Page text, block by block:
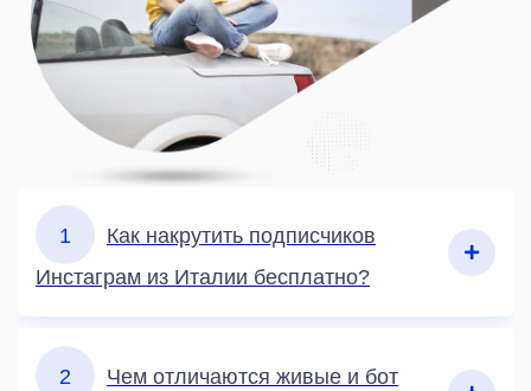
1
Как накрутить подписчиков
Инстаграм из Италии бесплатно?
2
Чем отличаются живые и бот